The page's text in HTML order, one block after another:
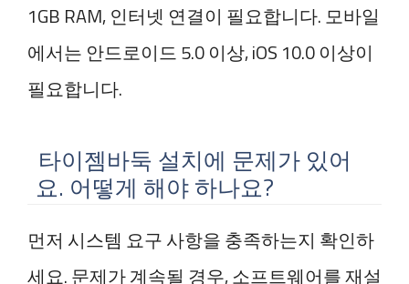
1GB RAM, 인터넷 연결이 필요합니다. 모바일
에서는 안드로이드 5.0 이상, iOS 10.0 이상이
필요합니다.
타이젬바둑 설치에 문제가 있어
요. 어떻게 해야 하나요?
먼저 시스템 요구 사항을 충족하는지 확인하
세요. 문제가 계속될 경우, 소프트웨어를 재설